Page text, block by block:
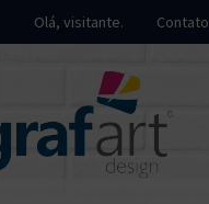
Olá, visitante. Contato